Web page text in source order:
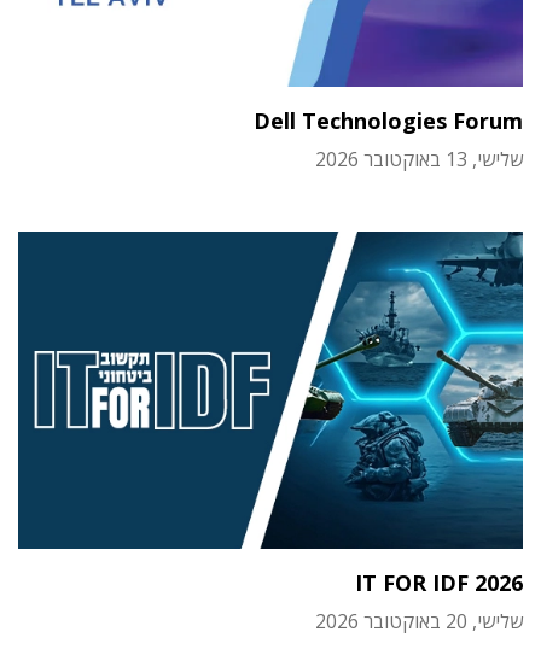
Dell Technologies Forum
שלישי, 13 באוקטובר 2026
IT FOR IDF 2026
שלישי, 20 באוקטובר 2026